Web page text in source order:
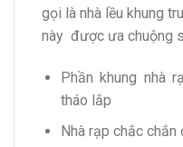
gọi là nhà lều khung
này được ưa chuộng
Phần khung nhà
tháo lắp
Nhà rạp chắc